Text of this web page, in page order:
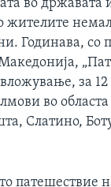
во
Годинава, со
вложување, за
во областа
Слатино,
патешествие